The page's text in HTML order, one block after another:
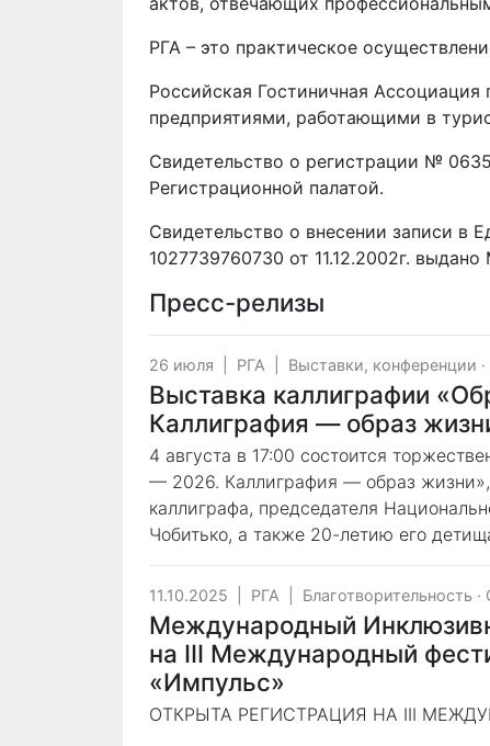
РГА – это практическое
Российская Гостиничная
предприятиями, работающими в
Свидетельство о регистрации №
Регистрационной палатой.
Свидетельство о внесении записи в
1027739760730 от 11.12.2002г.
Пресс-релизы
26 июля РГА Выставки, конференции ·
Выставка каллиграфии
Каллиграфия — образ
4 августа в 17:00 состоится
— 2026. Каллиграфия — образ
каллиграфа, председателя
Чобитько, а также 20-летию его
11.10.2025 РГА Благотворительность ·
Международный
на III Международный
«Импульс»
ОТКРЫТА РЕГИСТРАЦИЯ НА III